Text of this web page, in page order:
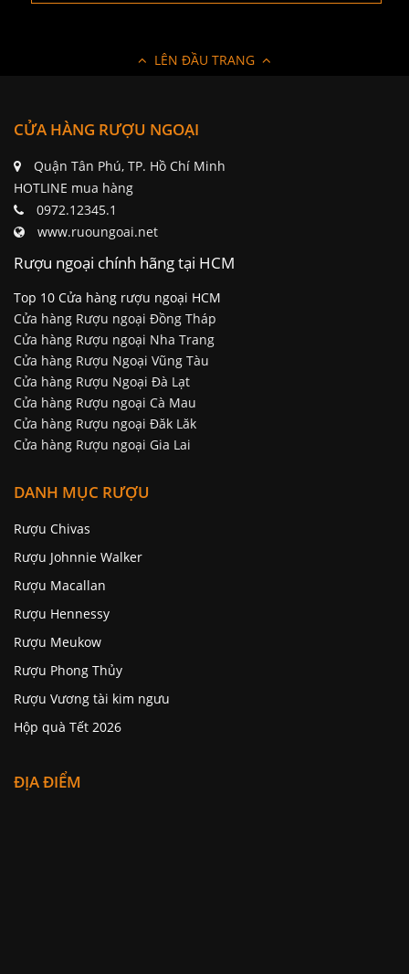
LÊN ĐẦU TRANG
CỬA HÀNG RƯỢU NGOẠI
Quận Tân Phú, TP. Hồ Chí Minh
HOTLINE mua hàng
0972.12345.1
www.ruoungoai.net
Rượu ngoại chính hãng tại HCM
Top 10 Cửa hàng rượu ngoại HCM
Cửa hàng Rượu ngoại Đồng Tháp
Cửa hàng Rượu ngoại Nha Trang
Cửa hàng Rượu Ngoại Vũng Tàu
Cửa hàng Rượu Ngoại Đà Lạt
Cửa hàng Rượu ngoại Cà Mau
Cửa hàng Rượu ngoại Đăk Lăk
Cửa hàng Rượu ngoại Gia Lai
DANH MỤC RƯỢU
Rượu Chivas
Rượu Johnnie Walker
Rượu Macallan
Rượu Hennessy
Rượu Meukow
Rượu Phong Thủy
Rượu Vương tài kim ngưu
Hộp quà Tết 2026
ĐỊA ĐIỂM